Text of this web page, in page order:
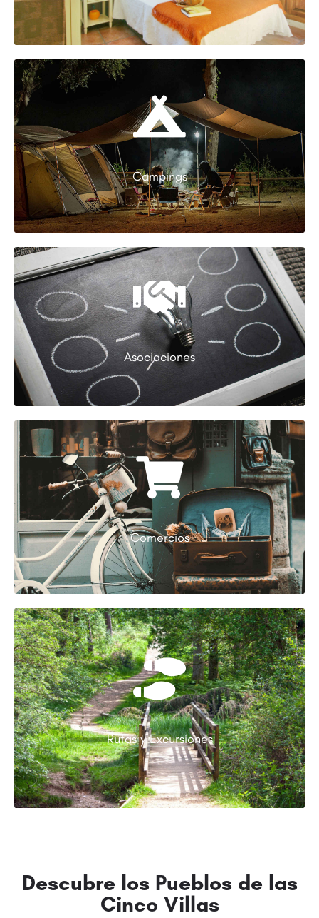
Campings
Asociaciones
Comercios
Rutas y Excursiones
Descubre los Pueblos de las
Cinco Villas